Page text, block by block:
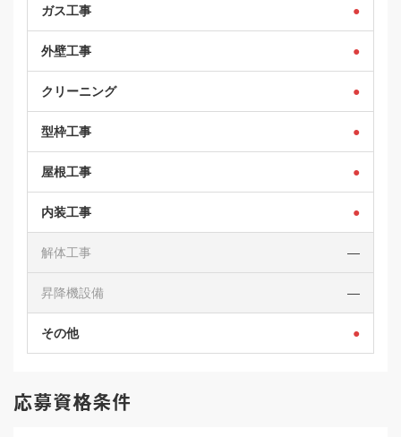
ガス工事 ●
外壁工事 ●
クリーニング ●
型枠工事 ●
屋根工事 ●
内装工事 ●
解体工事 ―
昇降機設備 ―
その他 ●
応募資格条件